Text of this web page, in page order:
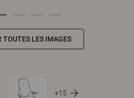
TOUTES LES IMAGES
+15